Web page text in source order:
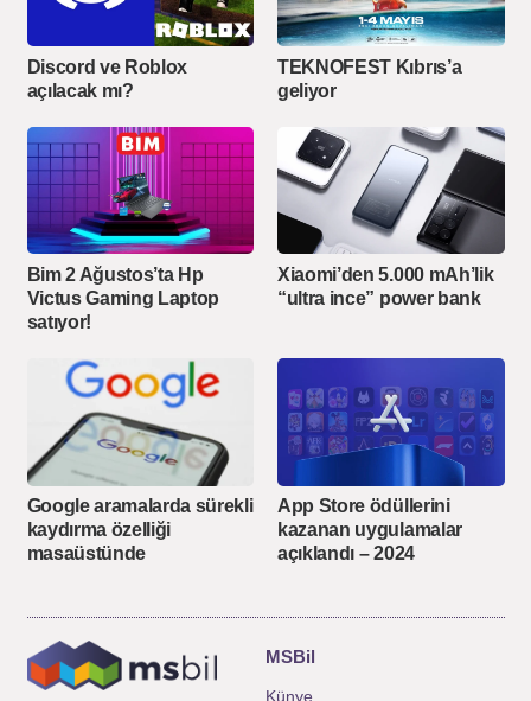
Discord ve Roblox
açılacak mı?
TEKNOFEST Kıbrıs’a
geliyor
Bim 2 Ağustos’ta Hp
Victus Gaming Laptop
satıyor!
Xiaomi’den 5.000 mAh’lik
“ultra ince” power bank
Google aramalarda sürekli
kaydırma özelliği
masaüstünde
App Store ödüllerini
kazanan uygulamalar
açıklandı – 2024
MSBil
Künye